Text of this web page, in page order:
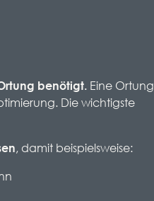
benötigt. Eine Ortung
Die wichtigste
, damit beispielsweise: